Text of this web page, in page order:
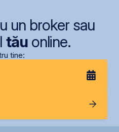
un broker sau
tăuonline.
tine: